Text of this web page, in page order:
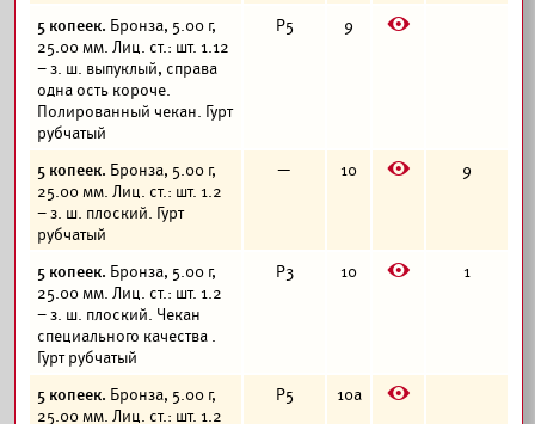
5 копеек. Бронза, 5.00 г,
25.00 мм. Лиц. ст.: шт. 1.12
– з. ш. выпуклый, справа
одна ость короче.
Полированный чекан. Гурт
рубчатый
Р5 9 E
5 копеек. Бронза, 5.00 г,
25.00 мм. Лиц. ст.: шт. 1.2
– з. ш. плоский. Гурт
рубчатый
— 10 E 9
5 копеек. Бронза, 5.00 г,
25.00 мм. Лиц. ст.: шт. 1.2
– з. ш. плоский. Чекан
специального качества .
Гурт рубчатый
Р3 10 E 1
5 копеек. Бронза, 5.00 г,
25.00 мм. Лиц. ст.: шт. 1.2
Р5 10а E